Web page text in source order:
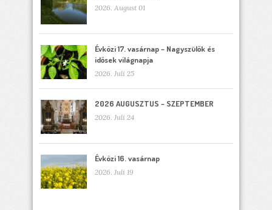
2026. August 01
Évközi 17. vasárnap – Nagyszülők és
idősek világnapja
2026. Juli 25
2026 AUGUSZTUS – SZEPTEMBER
2026. Juli 24
Évközi 16. vasárnap
2026. Juli 19